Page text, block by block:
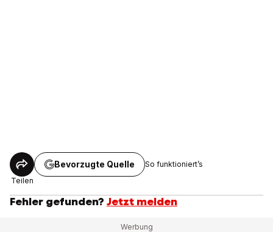
Teilen
Bevorzugte Quelle So funktioniert’s
Fehler gefunden? Jetzt melden